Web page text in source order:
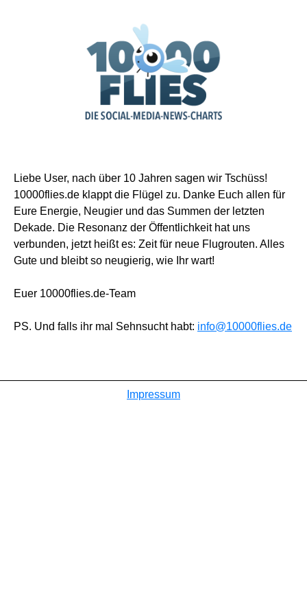
Liebe User, nach über 10 Jahren sagen wir Tschüss!
10000flies.de klappt die Flügel zu. Danke Euch allen für
Eure Energie, Neugier und das Summen der letzten
Dekade. Die Resonanz der Öffentlichkeit hat uns
verbunden, jetzt heißt es: Zeit für neue Flugrouten. Alles
Gute und bleibt so neugierig, wie Ihr wart!
Euer 10000flies.de-Team
PS. Und falls ihr mal Sehnsucht habt: info@10000flies.de
Impressum